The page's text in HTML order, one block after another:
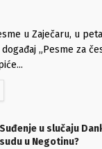
u Zaječaru, u
„Pesme za
Suđenje u slučaju
sudu u Negotinu?